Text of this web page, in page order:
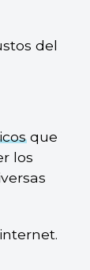
del
que
los